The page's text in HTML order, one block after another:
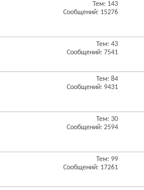
Тем: 143
Сообщений: 15276
Тем: 43
Сообщений: 7541
Тем: 84
Сообщений: 9431
Тем: 30
Сообщений: 2594
Тем: 99
Сообщений: 17261